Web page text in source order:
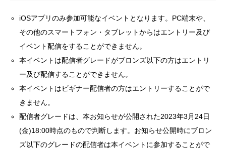
iOSアプリのみ参加可能なイベントとなります。PC端末や、
その他のスマートフォン・タブレットからはエントリー及び
イベント配信をすることができません。
本イベントは配信者グレードがブロンズ以下の方はエントリ
ー及び配信することができません。
本イベントはビギナー配信者の方はエントリーすることがで
きません。
配信者グレードは、本お知らせが公開された2023年3月24日
(金)18:00時点のもので判断します。お知らせ公開時にブロン
ズ以下のグレードの配信者は本イベントに参加することがで